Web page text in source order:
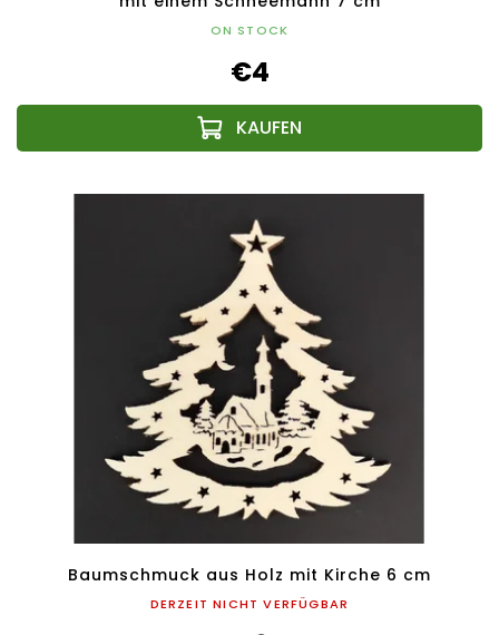
ON STOCK
€4
Baumschmuck aus Holz mit Kirche 6 cm
DERZEIT NICHT VERFÜGBAR